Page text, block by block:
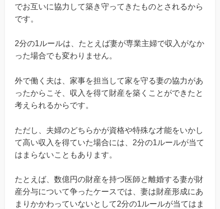
でお互いに協力して築き守ってきたものとされるから
です。
2分の1ルールは、たとえば妻が専業主婦で収入がなか
った場合でも変わりません。
外で働く夫は、家事を担当して家を守る妻の協力があ
ったからこそ、収入を得て財産を築くことができたと
考えられるからです。
ただし、夫婦のどちらかが資格や特殊な才能をいかし
て高い収入を得ていた場合には、2分の1ルールが当て
はまらないこともあります。
たとえば、数億円の財産を持つ医師と離婚する妻が財
産分与について争ったケースでは、妻は財産形成にあ
まりかかわっていないとして2分の1ルールが当てはま